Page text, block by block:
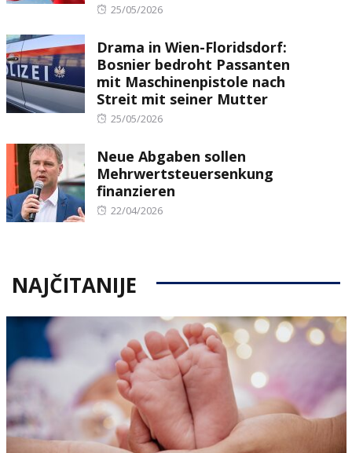
Posted
25/05/2026
Drama in Wien-Floridsdorf:
Bosnier bedroht Passanten
mit Maschinenpistole nach
Streit mit seiner Mutter
Posted
25/05/2026
Neue Abgaben sollen
Mehrwertsteuersenkung
finanzieren
Posted
22/04/2026
NAJČITANIJE